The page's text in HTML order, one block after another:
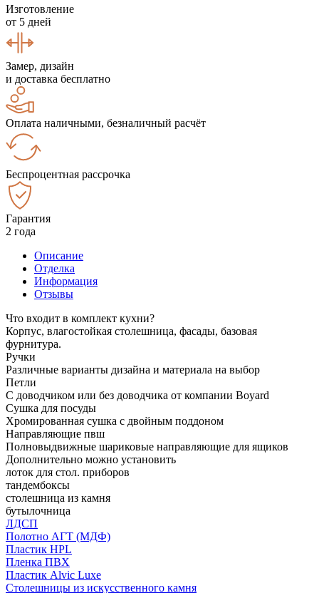
Изготовление
от 5 дней
Замер, дизайн
и доставка бесплатно
Оплата наличными, безналичный расчёт
Беспроцентная рассрочка
Гарантия
2 года
Описание
Отделка
Информация
Отзывы
Что входит в комплект кухни?
Корпус, влагостойкая столешница, фасады, базовая
фурнитура.
Ручки
Различные варианты дизайна и материала на выбор
Петли
С доводчиком или без доводчика от компании Boyard
Сушка для посуды
Хромированная сушка с двойным поддоном
Направляющие пвш
Полновыдвижные шариковые направляющие для ящиков
Дополнительно можно установить
лоток для стол. приборов
тандембоксы
столешница из камня
бутылочница
ЛДСП
Полотно АГТ (МДФ)
Пластик HPL
Пленка ПВХ
Пластик Alvic Luxe
Столешницы из искусственного камня